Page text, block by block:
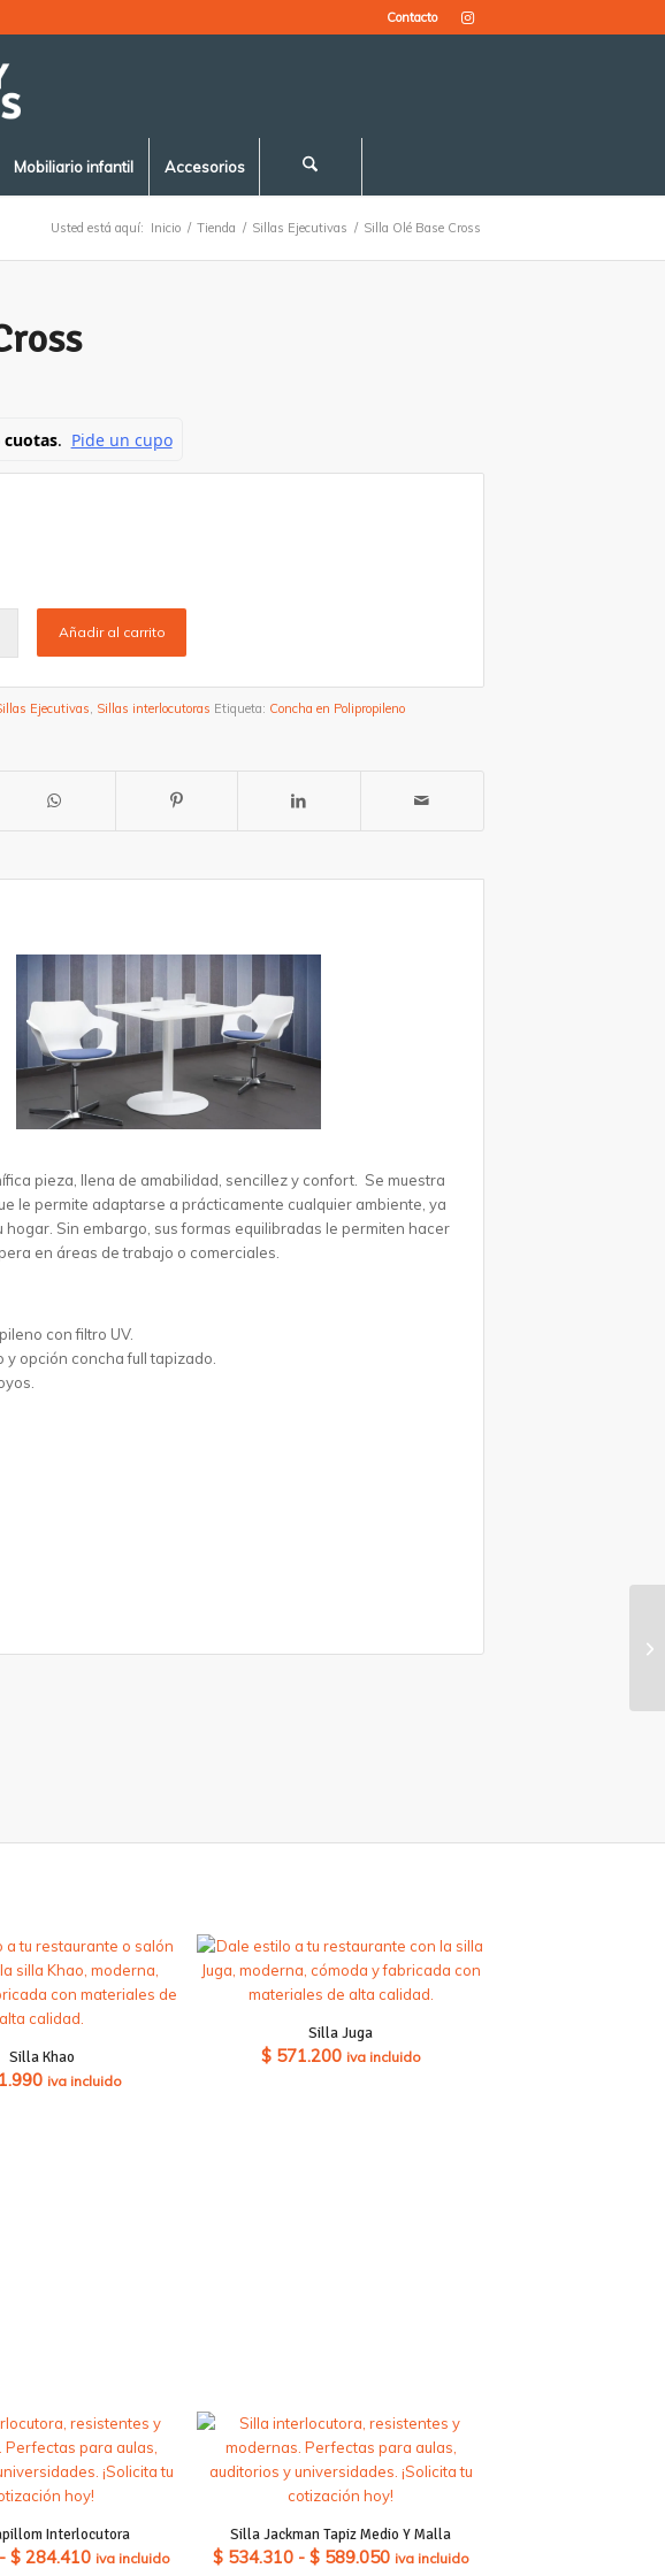
Contacto
Mobiliario infantil Accesorios
Usted está aquí: Inicio / Tienda / Sillas Ejecutivas / Silla Olé Base Cross
Añadir al carrito
Ejecutivas, Sillas interlocutoras Etiqueta: Concha en Polipropileno
pieza, llena de amabilidad, sencillez y confort. Se muestra
le permite adaptarse a prácticamente cualquier ambiente, ya
hogar. Sin embargo, sus formas equilibradas le permiten hacer
en áreas de trabajo o comerciales.
con filtro UV.
opción concha full tapizado.
Silla Khao
iva incluido
Silla Juga
$571.200 iva incluido
Interlocutora
- $284.410Rango
iva incluido
Silla Jackman Tapiz Medio Y Malla
$534.310 - $589.050Rango
iva incluido